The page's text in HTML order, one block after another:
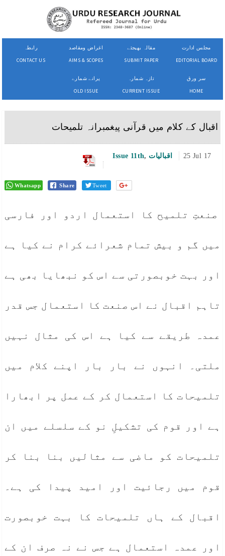
رابطہ
CONTACT US
اغراض ومقاصد
AIMS & SCOPES
مقالہ بھیجئے
SUBMIT PAPER
مجلس ادارت
EDITORIAL BOARD
پرانے شمارے
OLD ISSUE
تازہ شمارہ
CURRENT ISSUE
سر ورق
HOME
اقبال کے کلام میں قرآنی پیغمبرانہ تلمیحات
Issue 11th, اقبالیات 25 Jul 17
Whatsapp Share Tweet
صنعتِ تلمیح کا استعمال اردو اور فارسی
میں گم و بیش تمام شعرائے کرام نے کیا ہے
اور بہت خوبصورتی سے اس کو نبھایا بھی ہے
تاہم اقبال نے اس صنعت کا استعمال جس قدر
عمدہ طریقے سے کیا ہے اس کی مثال نہیں
ملتی۔ انہوں نے بار بار اپنے کلام میں
تلمیحات کا استعمال کر کے عمل پر ابھارا
ہے اور قوم کی تشکیلِ نو کے سلسلے میں ان
تلمیحات کو ماضی سے مثالیں بنا بنا کر
قوم میں رجائیت اور امید پیدا کی ہے۔
اقبال کے ہاں تلمیحات کا بہت خوبصورت
اور عمدہ استعمال ہے جس نے نہ صرف ان کے